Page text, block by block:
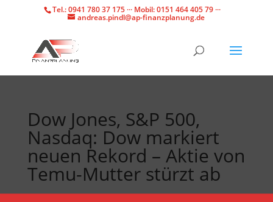
Tel.: 0941 780 37 175 ··· Mobil: 0151 464 405 79 ···
andreas.pindl@ap-finanzplanung.de
Dow Jones, S&P 500,
Nasdaq: Dow markiert
neuen Rekord – Aktie von
Temu-Mutter stürzt ab